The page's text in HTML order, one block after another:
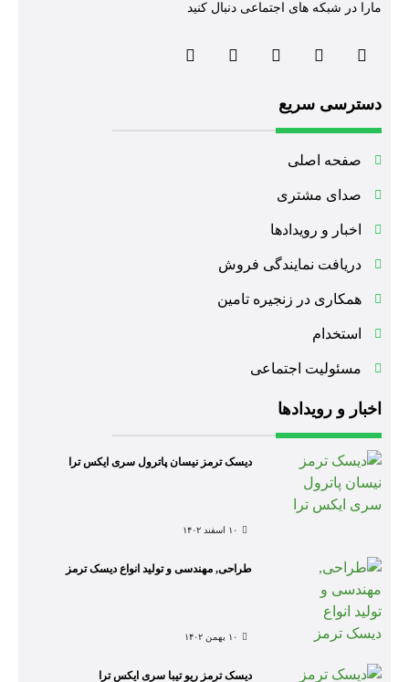
مارا در شبکه های اجتماعی دنبال کنید
دسترسی سریع
صفحه اصلی
صدای مشتری
اخبار و رویدادها
دریافت نمایندگی فروش
همکاری در زنجیره تامین
استخدام
مسئولیت اجتماعی
اخبار و رویدادها
دیسک ترمز نیسان پاترول سری ایکس ترا
۱۰ اسفند ۱۴۰۲
طراحی, مهندسی و تولید انواع دیسک ترمز
۱۰ بهمن ۱۴۰۲
دیسک ترمز ریو تیبا سری ایکس ترا